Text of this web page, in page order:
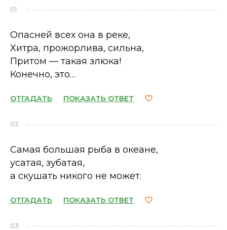
01
Опасней всех она в реке,
Хитра, прожорлива, сильна,
Притом — такая злюка!
Конечно, это…
ОТГАДАТЬ ПОКАЗАТЬ ОТВЕТ
02
Самая большая рыба в океане,
усатая, зубатая,
а скушать никого не может.
ОТГАДАТЬ ПОКАЗАТЬ ОТВЕТ
03